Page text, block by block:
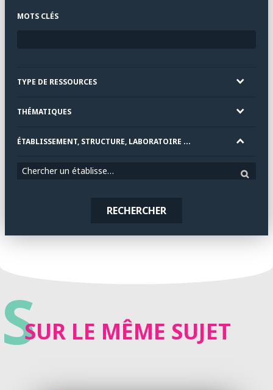
MOTS CLÉS
TYPE DE RESSOURCES
THÉMATIQUES
ÉTABLISSEMENT, STRUCTURE, LABORATOIRE ...
Chercher un établissement
RECHERCHER
SSUR LE MÊME SUJET